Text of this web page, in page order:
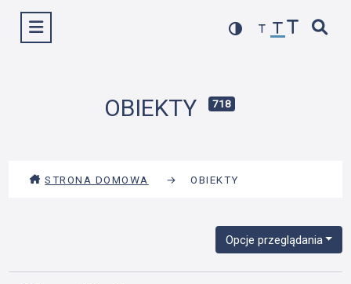
Wyświetl menu
OBIEKTY 718
STRONA DOMOWA → OBIEKTY
Opcje przeglądania